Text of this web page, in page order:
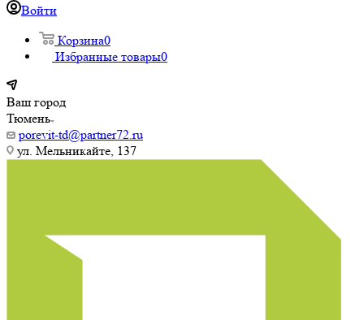
Войти
Корзина0
Избранные товары0
Ваш город
Тюмень
porevit-td@partner72.ru
ул. Мельникайте, 137